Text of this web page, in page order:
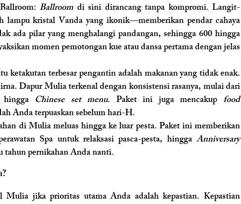
Ballroom di sini dirancang tanpa kompromi. Langit-
kristal Vanda yang ikonik—memberikan pendar cahaya
ada pilar yang menghalangi pandangan, sehingga 600 hingga
momen pemotongan kue atau dansa pertama dengan jelas
ketakutan terbesar pengantin adalah makanan yang tidak enak.
Dapur Mulia terkenal dengan konsistensi rasanya, mulai dari
Chinese set menu. Paket ini juga mencakup food
Anda terpuaskan sebelum hari-H.
di Mulia meluas hingga ke luar pesta. Paket ini memberikan
Spa untuk relaksasi pasca-pesta, hingga Anniversary
tahun pernikahan Anda nanti.
jika prioritas utama Anda adalah kepastian. Kepastian